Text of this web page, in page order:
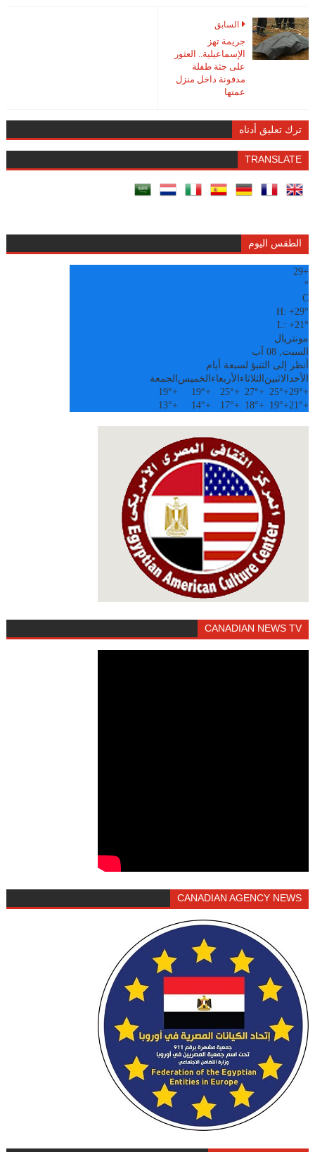
السابق
جريمة تهز
الإسماعيلية.. العثور
على جثة طفلة
مدفونة داخل منزل
عمتها
ترك تعليق أدناه
TRANSLATE
الطقس اليوم
+
29
°
C
H:+29°
L:+21°
مونتريال
السبت, 08 آب
أنظر إلى التنبؤ لسبعة أيام
الأحدالاثنين الثلاثاء الأربعاء الخميس الجمعة
+
29°
+
25°
+
27°
+
25°
+
19°
+
19°
+
21°
+
19°
+
18°
+
17°
+
14°
+
13°
CANADIAN NEWS TV
CANADIAN AGENCY NEWS